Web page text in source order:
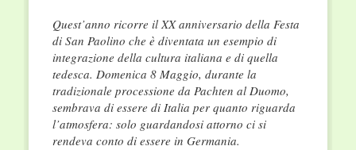
Quest’anno ricorre il XX anniversario della Festa
di San Paolino che è diventata un esempio di
integrazione della cultura italiana e di quella
tedesca. Domenica 8 Maggio, durante la
tradizionale processione da Pachten al Duomo,
sembrava di essere di Italia per quanto riguarda
l’atmosfera: solo guardandosi attorno ci si
rendeva conto di essere in Germania.